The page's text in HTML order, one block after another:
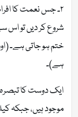
۲۔ جس نعمت کا
شروع کر دیں تو اس
ختم ہو جاتی ہے۔
ہے)۔
ایک دوست کا تبصرہ
موجود ہیں، جبکہ